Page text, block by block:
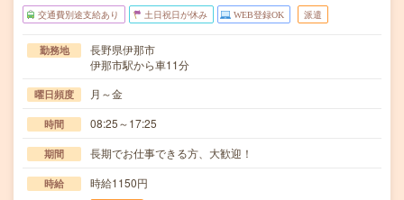
交通費別途支給あり 土日祝日が休み WEB登録OK 派遣
勤務地
長野県伊那市
伊那市駅から車11分
曜日頻度 月～金
時間 08:25～17:25
期間 長期でお仕事できる方、大歓迎！
時給 時給1150円